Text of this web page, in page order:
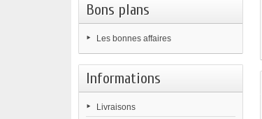
Bons plans
Les bonnes affaires
Informations
Livraisons